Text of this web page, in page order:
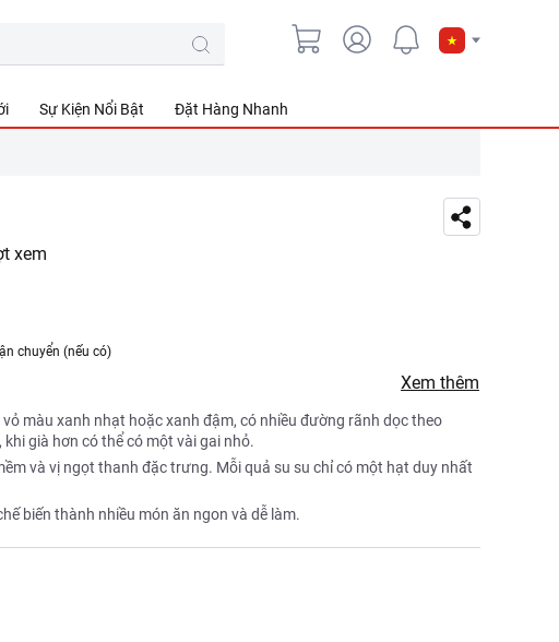
Sự Kiện Nổi Bật Đặt Hàng Nhanh
xem
chuyển (nếu có)
Xem thêm
màu xanh nhạt hoặc xanh đậm, có nhiều đường rãnh dọc theo
già hơn có thể có một vài gai nhỏ.
và vị ngọt thanh đặc trưng. Mỗi quả su su chỉ có một hạt duy nhất
biến thành nhiều món ăn ngon và dễ làm.